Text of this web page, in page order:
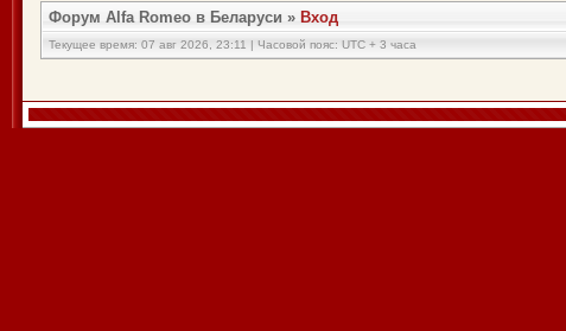
Форум Alfa Romeo в Беларуси » Вход
Текущее время: 07 авг 2026, 23:11 | Часовой пояс: UTC + 3 часа